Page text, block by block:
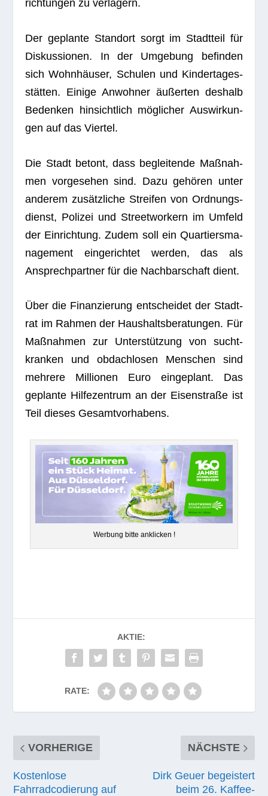
rich­tun­gen zu verlagern.
Der geplante Stand­ort sorgt im Stadt­teil für
Dis­kus­sio­nen. In der Umge­bung befin­den
sich Wohn­häu­ser, Schu­len und Kin­der­ta­ges­
stät­ten. Einige Anwoh­ner äußer­ten des­halb
Beden­ken hin­sicht­lich mög­li­cher Aus­wir­kun­
gen auf das Viertel.
Die Stadt betont, dass beglei­tende Maß­nah­
men vor­ge­se­hen sind. Dazu gehö­ren unter
ande­rem zusätz­li­che Strei­fen von Ord­nungs­
dienst, Poli­zei und Street­wor­kern im Umfeld
der Ein­rich­tung. Zudem soll ein Quar­tiers­ma­
nage­ment ein­ge­rich­tet wer­den, das als
Ansprech­part­ner für die Nach­bar­schaft dient.
Über die Finan­zie­rung ent­schei­det der Stadt­
rat im Rah­men der Haus­halts­be­ra­tun­gen. Für
Maß­nah­men zur Unter­stüt­zung von sucht­
kran­ken und obdach­lo­sen Men­schen sind
meh­rere Mil­lio­nen Euro ein­ge­plant. Das
geplante Hil­fe­zen­trum an der Eisen­straße ist
Teil die­ses Gesamtvorhabens.
Wer­bung bitte anklicken !
AKTIE:
RATE:
VORHERIGE
Kostenlose
Fahrradcodierung auf
NÄCHSTE
Dirk Geuer begeistert
beim 26. Kaffee-